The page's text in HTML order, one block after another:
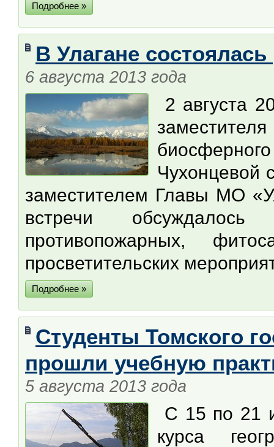
Подробнее »
В Улагане
6 августа 2013 года
2 августа
Чухонцевой
заместителем Главы МО
встречи
противопожарных,
просветительских
Подробнее »
Студенты Томского
прошли учебную
5 августа 2013 года
С 15 по 21
курса